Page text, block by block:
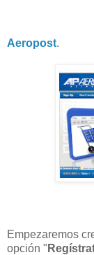
Aeropost.
Empezaremos
opción "